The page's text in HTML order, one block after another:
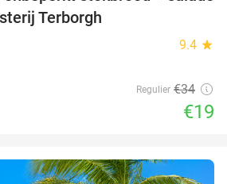
Terborgh
9.4 star
Regulier €34
€19